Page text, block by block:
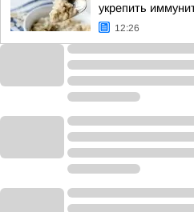
укрепить
12:26